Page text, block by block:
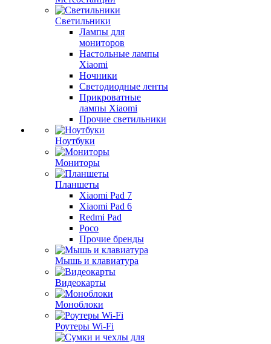
Светильники
Лампы для
мониторов
Настольные лампы
Xiaomi
Ночники
Светодиодные ленты
Прикроватные
лампы Xiaomi
Прочие светильники
Ноутбуки
Мониторы
Планшеты
Xiaomi Pad 7
Xiaomi Pad 6
Redmi Pad
Poco
Прочие бренды
Мышь и клавиатура
Видеокарты
Моноблоки
Роутеры Wi-Fi